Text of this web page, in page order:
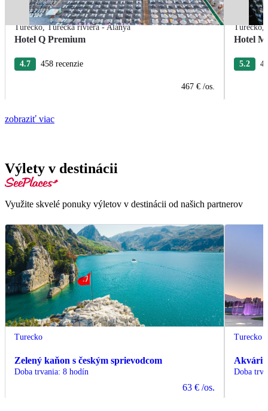
Turecko,Turecká riviéra - Alanya
Hotel Q Premium
4.7 458 recenzie
467 € /os.
Turecko,
Hotel
5.2
zobraziť viac
Výlety v destinácii
Využite skvelé ponuky výletov v destinácii od našich partnerov
Turecko
Zelený kaňon s českým sprievodcom
Doba trvania: 8 hodín
63 € /os.
Turecko
Doba